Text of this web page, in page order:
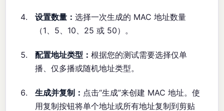
设置数量：选择一次生成的 MAC 地址数量
（1、5、10、25 或 50）。
配置地址类型：根据您的测试需要选择仅单
播、仅多播或随机地址类型。
生成并复制： 点击“生成”来创建 MAC 地址。使
用复制按钮将单个地址或所有地址复制到剪贴